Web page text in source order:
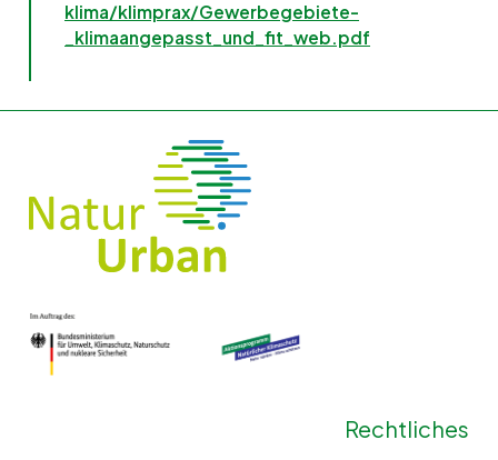
klima/klimprax/Gewerbegebiete-
_klimaangepasst_und_fit_web.pdf
Rechtliches